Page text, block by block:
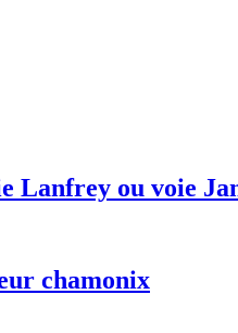
Lanfrey ou voie
chamonix